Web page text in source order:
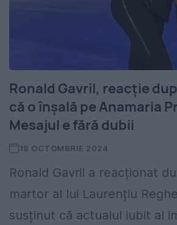
Ronald Gavril, reacție
că o înșală pe Anamaria
Mesajul e fără dubii
18 OCTOMBRIE 2024
Ronald Gavril a reacționat
martor al lui Laurențiu
susținut că actualul iubit al